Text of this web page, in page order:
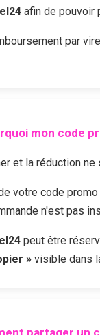
afin de pouvoir
par
mon code
et la réduction ne
votre code promo
n'est pas
peut être
» visible dans